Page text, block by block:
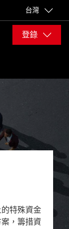
台灣
登錄
特殊資金
，籌措資